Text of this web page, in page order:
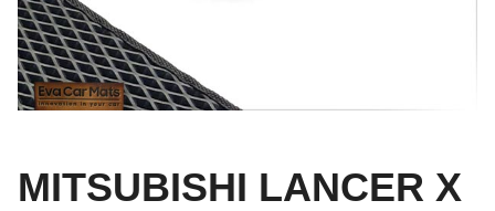
MITSUBISHI LANCER X